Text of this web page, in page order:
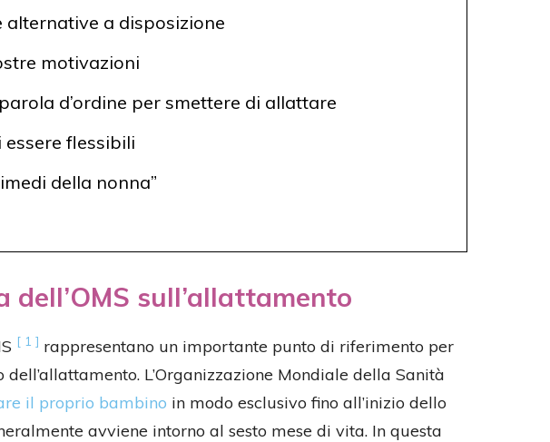
alternative a disposizione
motivazioni
d’ordine per smettere di allattare
essere flessibili
della nonna”
dell’OMS sull’allattamento
[ 1 ] rappresentano un importante punto di riferimento per
L’Organizzazione Mondiale della Sanità
il proprio bambino in modo esclusivo fino all’inizio dello
avviene intorno al sesto mese di vita. In questa